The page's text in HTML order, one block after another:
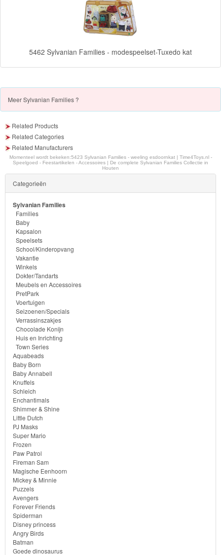
Goede
Dora
Diego
Hello
Kitty
Blaze
Looney
tunes
Minions
Ben
10
Fairies
Megabloks
Monster
High
My
Little
Pony
Finding
Dory
Planes
Sofia
het
prinsesje
Barbie
5462 Sylvanian Families - modespeelset-Tuxedo kat
MeerSylvanian Families ?
Related Products
Related Categories
Related Manufacturers
Momenteel wordt bekeken:5423 Sylvanian Families - weeling esdoornkat | Time4Toys.nl -
Speelgoed - Feestartikelen - Accessoires | De complete Sylvanian Families Collectie in
Houten
Categorieën
Sylvanian Families
Families
Baby
Kapsalon
Speelsets
School/Kinderopvang
Vakantie
Winkels
Dokter/Tandarts
Meubels en Accessoires
PretPark
Voertuigen
Seizoenen/Specials
Verrassinszakjes
Chocolade Konijn
Huis en Inrichting
Town Series
Aquabeads
Baby Born
Baby Annabell
Knuffels
Schleich
Enchantimals
Shimmer & Shine
Little Dutch
PJ Masks
Super Mario
Frozen
Paw Patrol
Fireman Sam
Magische Eenhoorn
Mickey & Minnie
Puzzels
Avengers
Forever Friends
Spiderman
Disney princess
Angry Birds
Batman
Goede dinosaurus